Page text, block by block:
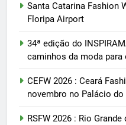
Santa Catarina Fashion
Floripa Airport
34ª edição do
caminhos da moda para
CEFW 2026 : Ceará
novembro no Palácio
RSFW 2026 : Rio